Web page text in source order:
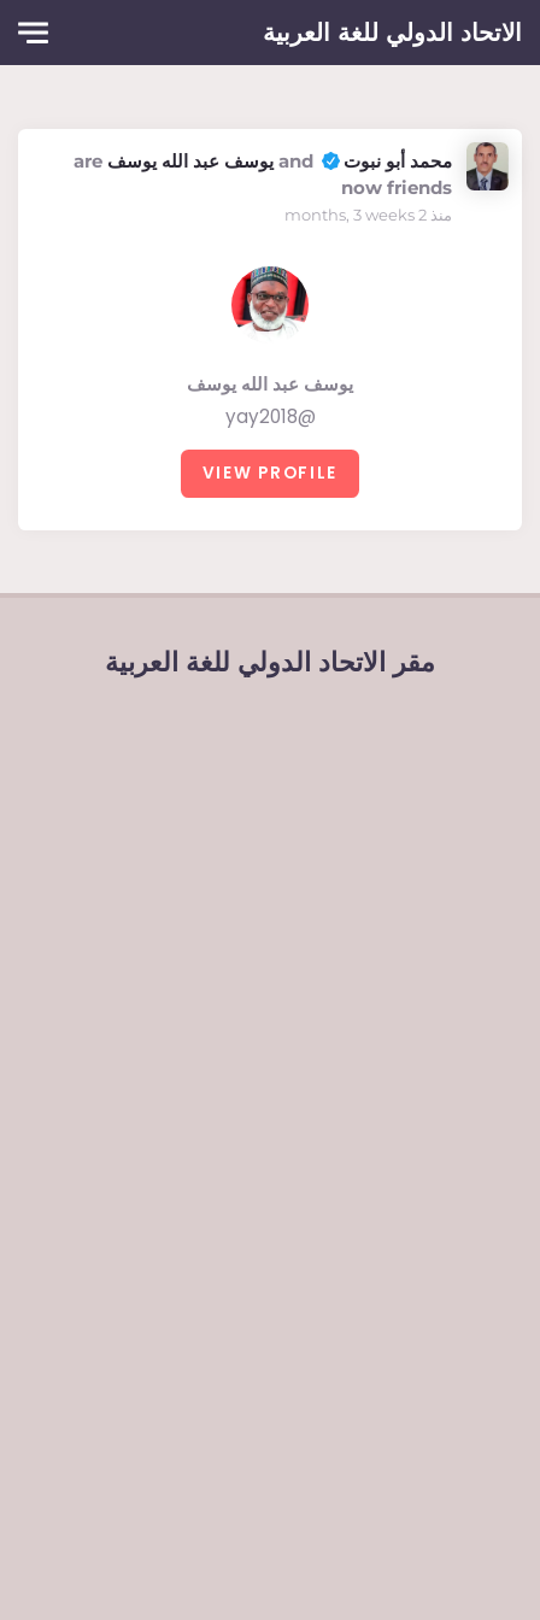
الاتحاد الدولي للغة العربية
محمد أبو نبوت and يوسف عبد الله يوسف are
now friends
منذ 2 months, 3 weeks
يوسف عبد الله يوسف
@yay2018
VIEW PROFILE
مقر الاتحاد الدولي للغة العربية